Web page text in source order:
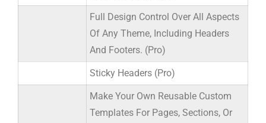
Full Design Control Over All Aspects
Of Any Theme, Including Headers
And Footers. (Pro)
Sticky Headers (Pro)
Make Your Own Reusable Custom
Templates For Pages, Sections, Or